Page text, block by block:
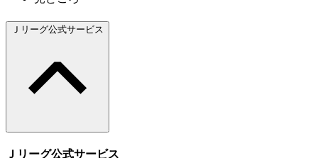
Ｊリーグ公式サービス
Ｊリーグ公式サービス